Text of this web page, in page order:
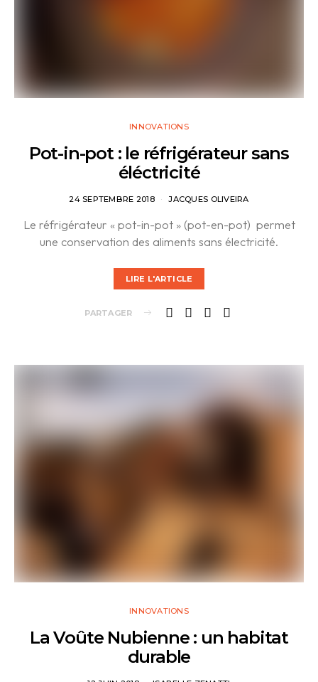
INNOVATIONS
Pot-in-pot : le réfrigérateur sans
éléctricité
24 SEPTEMBRE 2018 JACQUES OLIVEIRA
Le réfrigérateur « pot-in-pot » (pot-en-pot) permet
une conservation des aliments sans électricité.
LIRE L'ARTICLE
PARTAGER
INNOVATIONS
La Voûte Nubienne : un habitat
durable